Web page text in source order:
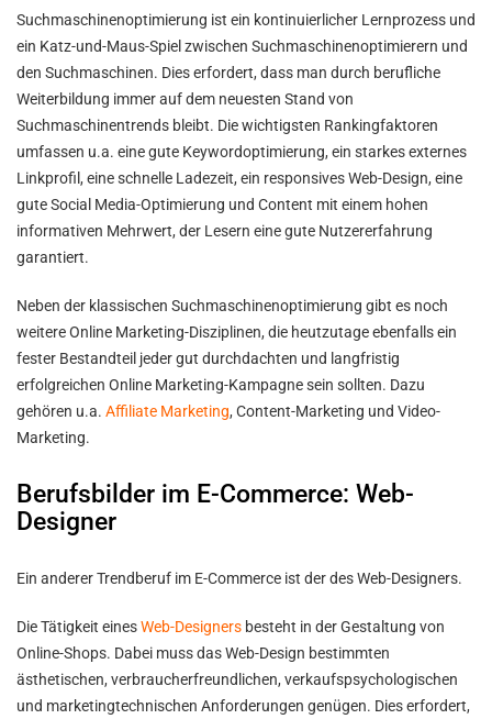
Suchmaschinenoptimierung ist ein kontinuierlicher Lernprozess und
ein Katz-und-Maus-Spiel zwischen Suchmaschinenoptimierern und
den Suchmaschinen. Dies erfordert, dass man durch berufliche
Weiterbildung immer auf dem neuesten Stand von
Suchmaschinentrends bleibt. Die wichtigsten Rankingfaktoren
umfassen u.a. eine gute Keywordoptimierung, ein starkes externes
Linkprofil, eine schnelle Ladezeit, ein responsives Web-Design, eine
gute Social Media-Optimierung und Content mit einem hohen
informativen Mehrwert, der Lesern eine gute Nutzererfahrung
garantiert.
Neben der klassischen Suchmaschinenoptimierung gibt es noch
weitere Online Marketing-Disziplinen, die heutzutage ebenfalls ein
fester Bestandteil jeder gut durchdachten und langfristig
erfolgreichen Online Marketing-Kampagne sein sollten. Dazu
gehören u.a. Affiliate Marketing, Content-Marketing und Video-
Marketing.
Berufsbilder im E-Commerce: Web-
Designer
Ein anderer Trendberuf im E-Commerce ist der des Web-Designers.
Die Tätigkeit einesWeb-Designers besteht in der Gestaltung von
Online-Shops. Dabei muss das Web-Design bestimmten
ästhetischen, verbraucherfreundlichen, verkaufspsychologischen
und marketingtechnischen Anforderungen genügen. Dies erfordert,